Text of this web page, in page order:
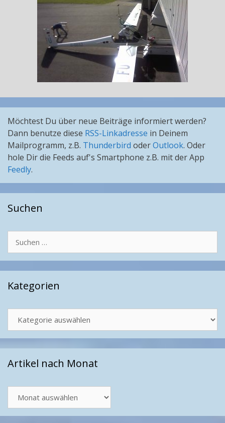
Möchtest Du über neue Beiträge informiert werden?
Dann benutze diese RSS-Linkadresse in Deinem
Mailprogramm, z.B. Thunderbird oderOutlook. Oder
hole Dir die Feeds auf's Smartphone z.B. mit der App
Feedly.
Suchen
nach:
Kategorien
Artikel nach Monat
nach
Monat